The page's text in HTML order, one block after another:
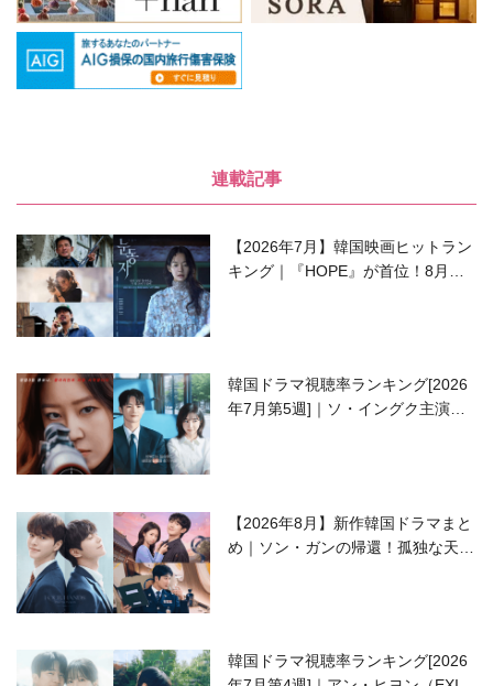
連載記事
【2026年7月】韓国映画ヒットラン
キング｜『HOPE』が首位！8月公
韓国ドラマ視聴率ランキング[2026
年7月第5週]｜ソ・イングク主演の
【2026年8月】新作韓国ドラマまと
め｜ソン・ガンの帰還！孤独な天才
韓国ドラマ視聴率ランキング[2026